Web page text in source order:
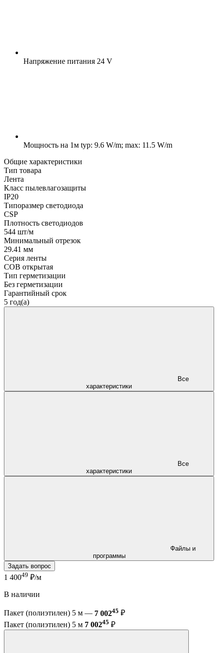
Напряжение питания 24 V
Мощность на 1м typ: 9.6 W/m; max: 11.5 W/m
Общие характеристики
Тип товара
Лента
Класс пылевлагозащиты
IP20
Типоразмер светодиода
CSP
Плотность светодиодов
544 шт/м
Минимальный отрезок
29.41 мм
Серия ленты
COB открытая
Тип герметизации
Без герметизации
Гарантийный срок
5 год(а)
характеристики
характеристики
программы
Задать вопрос
1 40049 ₽/м
В наличии
Пакет (полиэтилен) 5 м — 7 00245 ₽
Пакет (полиэтилен) 5 м 7 00245 ₽